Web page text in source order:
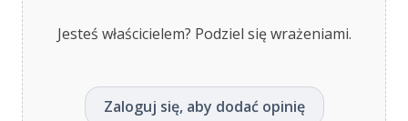
Jesteś właścicielem? Podziel się wrażeniami.
Zaloguj się, aby dodać opinię